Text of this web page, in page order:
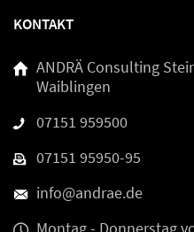
KONTAKT
ANDRÄ Consulting
Waiblingen
07151 959500
07151 95950-95
info@andrae.de